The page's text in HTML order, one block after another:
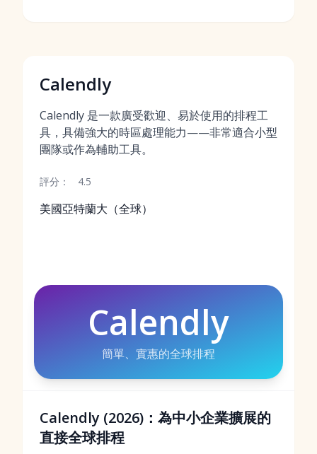
Calendly
Calendly 是一款廣受歡迎、易於使用的排程工
具，具備強大的時區處理能力——非常適合小型
團隊或作為輔助工具。
評分： 4.5
美國亞特蘭大（全球）
Calendly
簡單、實惠的全球排程
Calendly (2026)：為中小企業擴展的
直接全球排程